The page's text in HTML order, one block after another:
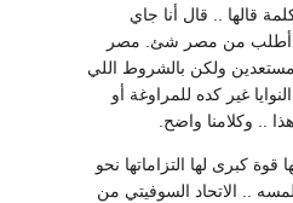
قالها .. قال أنا جاي
لن أطلب من مصر شئ. مصر
مستعدين ولكن بالشروط اللي
غير كده للمراوغة أو
.. وكلامنا واضح.
كبرى لها التزاماتها نحو
.. الاتحاد السوفيتي من